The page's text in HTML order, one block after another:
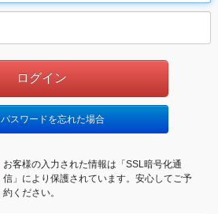
パスワードを忘れた場合
お客様の入力された情報は「SSL暗号化通
信」により保護されています。安心してご予
約ください。